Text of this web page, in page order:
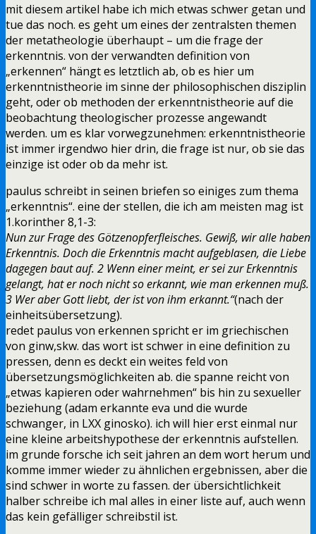
mit diesem artikel habe ich mich etwas schwer getan und
tue das noch. es geht um eines der zentralsten themen
der metatheologie überhaupt – um die frage der
erkenntnis. von der verwandten definition von
„erkennen“ hängt es letztlich ab, ob es hier um
erkenntnistheorie im sinne der philosophischen disziplin
geht, oder ob methoden der erkenntnistheorie auf die
beobachtung theologischer prozesse angewandt
werden. um es klar vorwegzunehmen: erkenntnistheorie
ist immer irgendwo hier drin, die frage ist nur, ob sie das
einzige ist oder ob da mehr ist.
paulus schreibt in seinen briefen so einiges zum thema
„erkenntnis“. eine der stellen, die ich am meisten mag ist
1.korinther 8,1-3:
Nun zur Frage des Götzenopferfleisches. Gewiß, wir alle haben
Erkenntnis. Doch die Erkenntnis macht aufgeblasen, die Liebe
dagegen baut auf. 2 Wenn einer meint, er sei zur Erkenntnis
gelangt, hat er noch nicht so erkannt, wie man erkennen muß.
3 Wer aber Gott liebt, der ist von ihm erkannt.“(nach der
einheitsübersetzung).
redet paulus von erkennen spricht er im griechischen
von ginw,skw. das wort ist schwer in eine definition zu
pressen, denn es deckt ein weites feld von
übersetzungsmöglichkeiten ab. die spanne reicht von
„etwas kapieren oder wahrnehmen“ bis hin zu sexueller
beziehung (adam erkannte eva und die wurde
schwanger, in LXX ginosko). ich will hier erst einmal nur
eine kleine arbeitshypothese der erkenntnis aufstellen.
im grunde forsche ich seit jahren an dem wort herum und
komme immer wieder zu ähnlichen ergebnissen, aber die
sind schwer in worte zu fassen. der übersichtlichkeit
halber schreibe ich mal alles in einer liste auf, auch wenn
das kein gefälliger schreibstil ist.